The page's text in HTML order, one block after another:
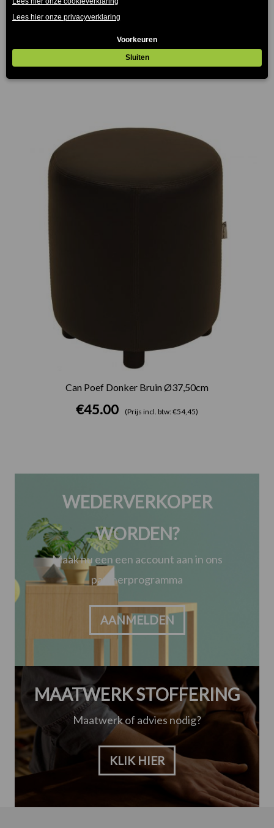
Can Poef Antraciet Grijs Ø37,50cm
€45.00
Can Poef Donker Bruin Ø37,50cm
€45.00 (Prijs incl. btw: €54,45)
WEDERVERKOPER
WORDEN?
Maak nu een een account aan in ons
partnerprogramma
AANMELDEN
MAATWERK STOFFERING
Maatwerk of advies nodig?
KLIK HIER